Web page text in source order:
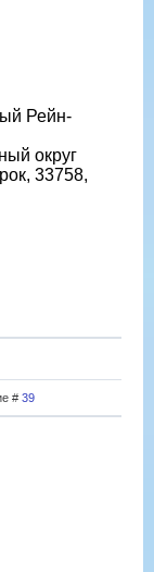
Рейн-
округ
33758,
# 39